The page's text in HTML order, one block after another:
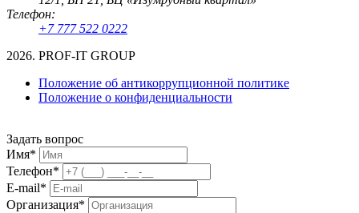
Телефон:
+7 777 522 0222
2026. PROF-IT GROUP
Положение об антикоррупционной политике
Положение о конфиденциальности
Задать вопрос
Имя*
Телефон*
E-mail*
Организация*